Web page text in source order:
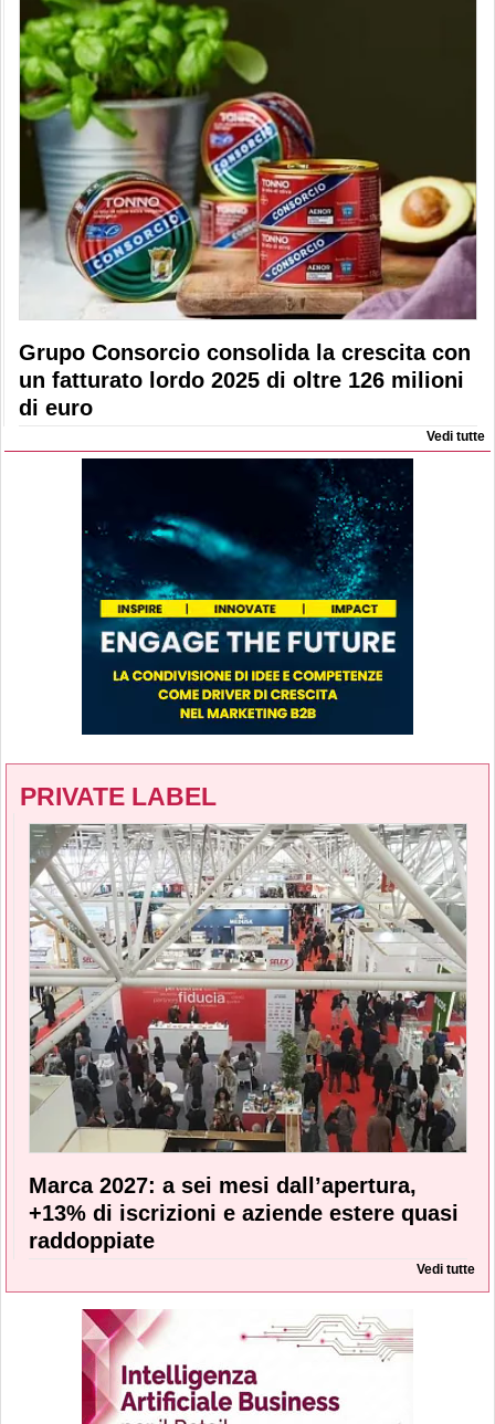
Grupo Consorcio consolida la crescita con
un fatturato lordo 2025 di oltre 126 milioni
di euro
Vedi tutte
PRIVATE LABEL
Marca 2027: a sei mesi dall’apertura,
+13% di iscrizioni e aziende estere quasi
raddoppiate
Vedi tutte